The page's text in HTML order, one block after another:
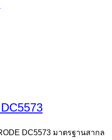
DC5573 มาตรฐานสากล